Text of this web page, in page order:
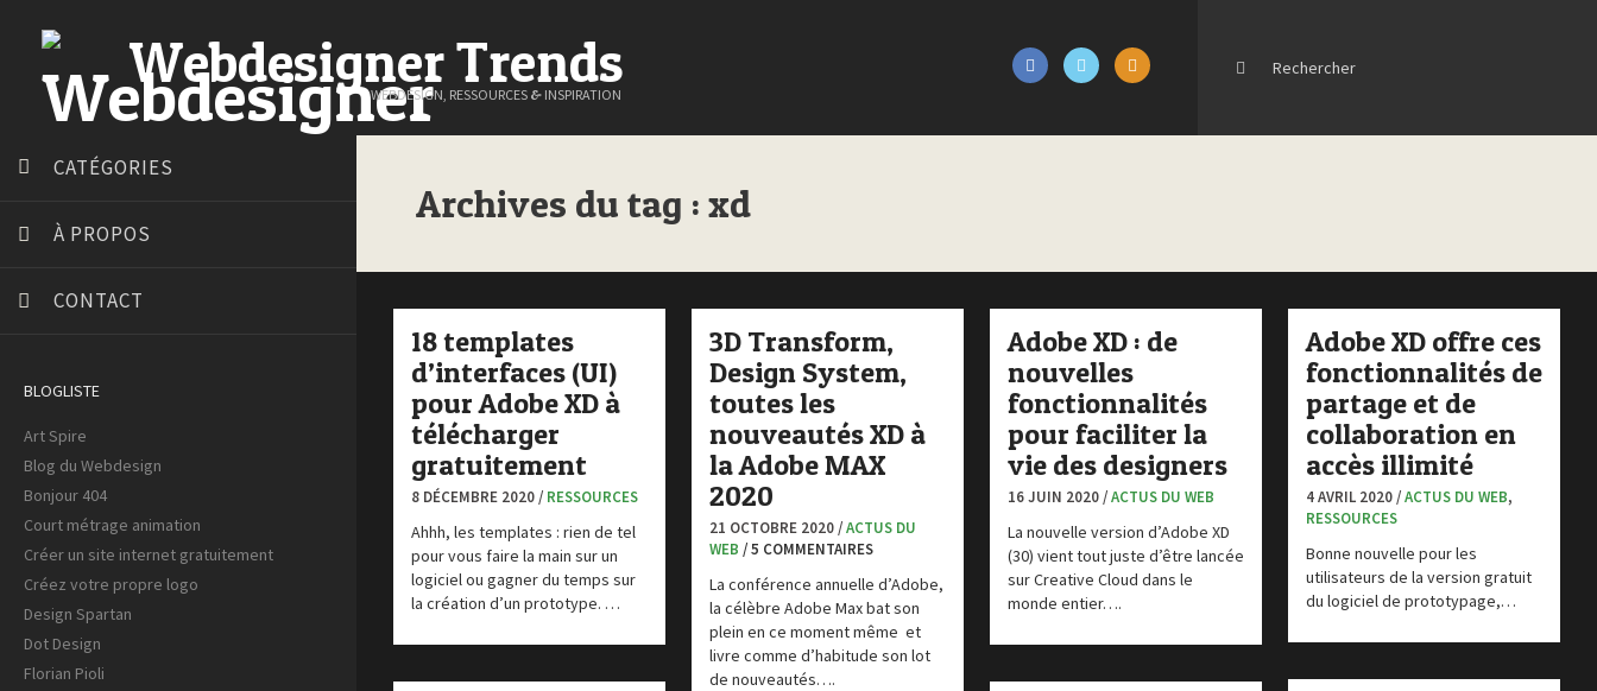
Webdesigner Trends
WEBDESIGN, RESSOURCES & INSPIRATION
CATÉGORIES
À PROPOS
CONTACT
BLOGLISTE
Art Spire
Blog du Webdesign
Bonjour 404
Court métrage animation
Créer un site internet gratuitement
Créez votre propre logo
Design Spartan
Dot Design
Florian Pioli
Archives du tag : xd
18 templates
d’interfaces (UI)
pour Adobe XD à
télécharger
gratuitement
8 DÉCEMBRE 2020 / RESSOURCES
Ahhh, les templates : rien de tel
pour vous faire la main sur un
logiciel ou gagner du temps sur
la création d’un prototype. …
3D Transform,
Design System,
toutes les
nouveautés XD à
la Adobe MAX
2020
21 OCTOBRE 2020 /ACTUS DU
WEB / 5 COMMENTAIRES
La conférence annuelle d’Adobe,
la célèbre Adobe Max bat son
plein en ce moment même et
livre comme d’habitude son lot
de nouveautés….
Adobe XD : de
nouvelles
fonctionnalités
pour faciliter la
vie des designers
16 JUIN 2020 /ACTUS DU WEB
La nouvelle version d’Adobe XD
(30) vient tout juste d’être lancée
sur Creative Cloud dans le
monde entier….
Adobe XD offre ces
fonctionnalités de
partage et de
collaboration en
accès illimité
4 AVRIL 2020 /ACTUS DU WEB,
RESSOURCES
Bonne nouvelle pour les
utilisateurs de la version gratuit
du logiciel de prototypage,…